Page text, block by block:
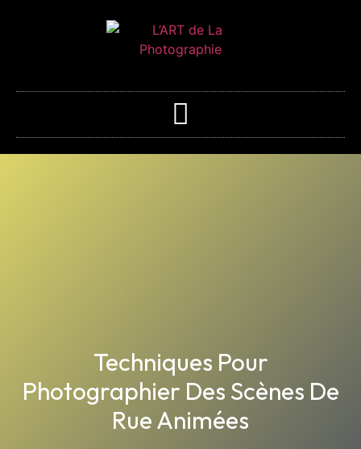
Techniques Pour
Photographier Des Scènes De
Rue Animées